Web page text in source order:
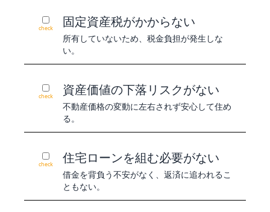
check 固定資産税がかからない
所有していないため、税金負担が発生しな
い。
check 資産価値の下落リスクがない
不動産価格の変動に左右されず安心して住め
る。
check 住宅ローンを組む必要がない
借金を背負う不安がなく、返済に追われるこ
ともない。